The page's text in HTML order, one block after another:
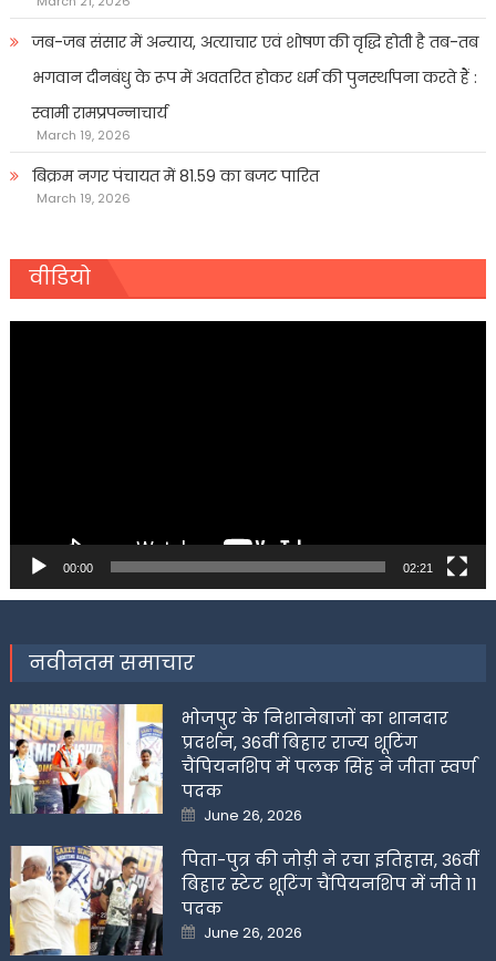
जब-जब संसार में अन्याय, अत्याचार एवं शोषण की वृद्धि होती है तब-तब
भगवान दीनबंधु के रूप में अवतरित होकर धर्म की पुनर्स्थापना करते हैं :
स्वामी रामप्रपन्नाचार्य
March 19, 2026
बिक्रम नगर पंचायत में 81.59 का बजट पारित
March 19, 2026
वीडियो
00:00 02:21
नवीनतम समाचार
भोजपुर के निशानेबाजों का शानदार
प्रदर्शन, 36वीं बिहार राज्य शूटिंग
चैंपियनशिप में पलक सिंह ने जीता स्वर्ण
पदक
Posted
on
June 26, 2026
पिता-पुत्र की जोड़ी ने रचा इतिहास, 36वीं
बिहार स्टेट शूटिंग चैंपियनशिप में जीते 11
पदक
Posted
on
June 26, 2026